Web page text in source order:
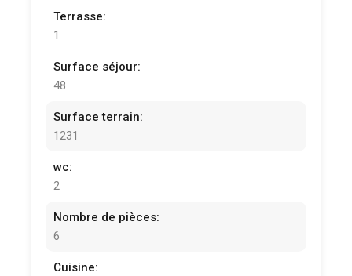
Terrasse:
1
Surface séjour:
48
Surface terrain:
1231
wc:
2
Nombre de pièces:
6
Cuisine: